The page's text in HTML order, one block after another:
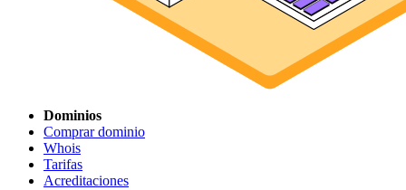
Dominios
Comprar dominio
Whois
Tarifas
Acreditaciones